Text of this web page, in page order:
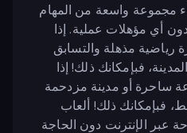
مجموعة واسعة من المهام
أي مؤهلات عملية. إذا
مذهلة والتسابق
فبإمكانك ذلك! إذا
ساحرة أو مدينة مزدحمة
فبإمكانك ذلك! ألعاب
عبر الإنترنت دون الحاجة